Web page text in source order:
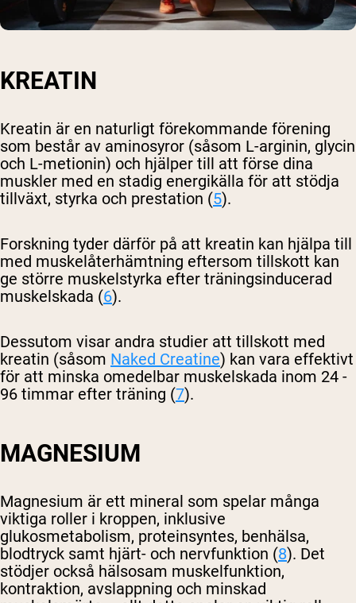
KREATIN
Kreatin är en naturligt förekommande förening
som består av aminosyror (såsom L-arginin, glycin
och L-metionin) och hjälper till att förse dina
muskler med en stadig energikälla för att stödja
tillväxt, styrka och prestation (5).
Forskning tyder därför på att kreatin kan hjälpa till
med muskelåterhämtning eftersom tillskott kan
ge större muskelstyrka efter träningsinducerad
muskelskada (6).
Dessutom visar andra studier att tillskott med
kreatin (såsom Naked Creatine) kan vara effektivt
för att minska omedelbar muskelskada inom 24 -
96 timmar efter träning (7).
MAGNESIUM
Magnesium är ett mineral som spelar många
viktiga roller i kroppen, inklusive
glukosmetabolism, proteinsyntes, benhälsa,
blodtryck samt hjärt- och nervfunktion (8). Det
stödjer också hälsosam muskelfunktion,
kontraktion, avslappning och minskad